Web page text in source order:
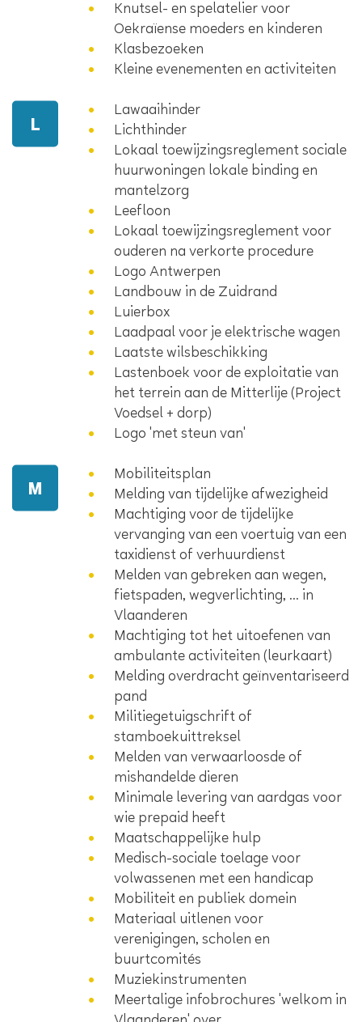
Knutsel- en spelatelier voor
Oekraïense moeders en kinderen
Klasbezoeken
Kleine evenementen en activiteiten
L
Lawaaihinder
Lichthinder
Lokaal toewijzingsreglement sociale
huurwoningen lokale binding en
mantelzorg
Leefloon
Lokaal toewijzingsreglement voor
ouderen na verkorte procedure
Logo Antwerpen
Landbouw in de Zuidrand
Luierbox
Laadpaal voor je elektrische wagen
Laatste wilsbeschikking
Lastenboek voor de exploitatie van
het terrein aan de Mitterlije (Project
Voedsel + dorp)
Logo 'met steun van'
M
Mobiliteitsplan
Melding van tijdelijke afwezigheid
Machtiging voor de tijdelijke
vervanging van een voertuig van een
taxidienst of verhuurdienst
Melden van gebreken aan wegen,
fietspaden, wegverlichting, ... in
Vlaanderen
Machtiging tot het uitoefenen van
ambulante activiteiten (leurkaart)
Melding overdracht geïnventariseerd
pand
Militiegetuigschrift of
stamboekuittreksel
Melden van verwaarloosde of
mishandelde dieren
Minimale levering van aardgas voor
wie prepaid heeft
Maatschappelijke hulp
Medisch-sociale toelage voor
volwassenen met een handicap
Mobiliteit en publiek domein
Materiaal uitlenen voor
verenigingen, scholen en
buurtcomités
Muziekinstrumenten
Meertalige infobrochures 'welkom in